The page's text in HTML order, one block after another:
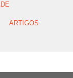
ARTIGOS